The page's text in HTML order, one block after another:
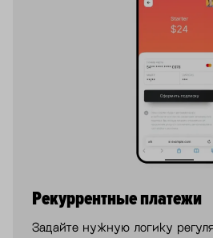
Рекуррентные платежи
Задайте нужную логику